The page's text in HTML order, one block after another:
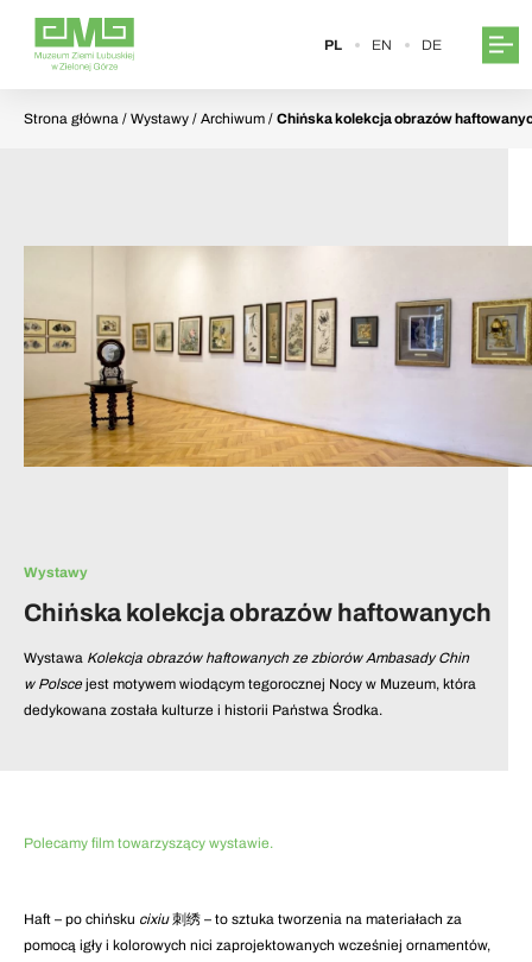
PL EN DE
Strona główna / Wystawy / Archiwum / Chińska kolekcja obrazów
Wystawy
Chińska kolekcja obrazów haftowanych
Wystawa Kolekcja obrazów haftowanych ze zbiorów Ambasady Chin
w Polsce jest motywem wiodącym tegorocznej Nocy w Muzeum, która
dedykowana została kulturze i historii Państwa Środka.
Polecamy film towarzyszący wystawie.
Haft – po chińsku cixiu刺绣 – to sztuka tworzenia na materiałach za
pomocą igły i kolorowych nici zaprojektowanych wcześniej ornamentów,